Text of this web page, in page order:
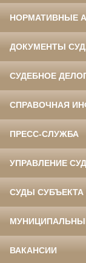
НОРМАТИВНЫЕ
ДОКУМЕНТЫ
СУДЕБНОЕ
СПРАВОЧНАЯ
ПРЕСС-СЛУЖБА
УПРАВЛЕНИЕ
СУДЫ СУБЪЕКТА
ВАКАНСИИ